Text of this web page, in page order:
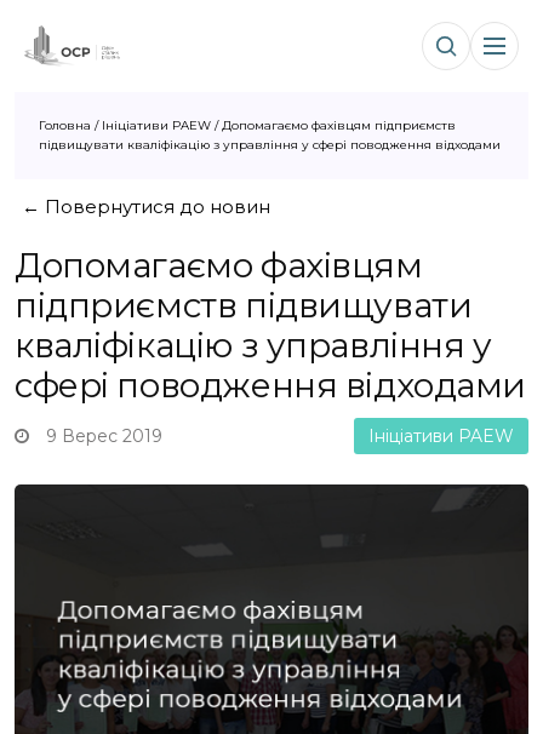
Головна / Ініціативи PAEW /Допомагаємо фахівцям підприємств
підвищувати кваліфікацію з управління у сфері поводження відходами
← Повернутися до новин
9 Верес 2019 Ініціативи PAEW
Допомагаємо фахівцям
підприємств підвищувати
кваліфікацію з управління у
сфері поводження відходами